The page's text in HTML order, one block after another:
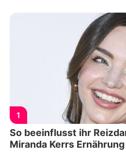
1
So beeinflusst ihr
Miranda Kerrs Ernährung